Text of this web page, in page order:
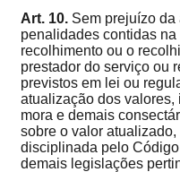
Art. 10. Sem prejuízo
penalidades contidas
recolhimento ou o
prestador do serviço ou
previstos em lei ou
atualização dos
mora e demais
sobre o valor
disciplinada pelo
demais legislações